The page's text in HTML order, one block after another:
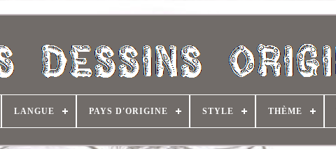
LANGUE PAYS D'ORIGINE STYLE THÈME